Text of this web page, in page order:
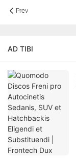
Prev
AD TIBI